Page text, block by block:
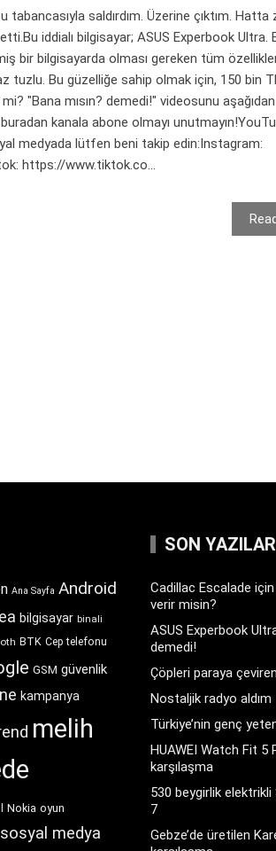
saldırdım. Üzerine çıktım. Hatta
iddialı bilgisayar; ASUS Experbook Ultra.
bir bilgisayarda olması gereken tüm
tuzlu. Bu güzelliğe sahip olmak için, 150 bin
"Bana mısın? demedi!" videosunu aşağıdan
kanala abone olmayı
medyada lütfen beni takip edin:Instagram:
https://www.tiktok.co...
Ana Sayfa Android
bilgisayar binali
BTK Cep telefonu
GSM güvenlik
kampanya
melih
Nokia oyun
sosyal medya
SON YAZILAR
Cadillac Escalade
verir misin?
ASUS Experbook Ultra
demedi!
Çöpleri paraya
Nostaljik radyo aldım
Türkiye’nin genç
HUAWEI Watch Fit 5
karşılaşma
530 beygirlik elektrikli
7
Gebze’de üretilen